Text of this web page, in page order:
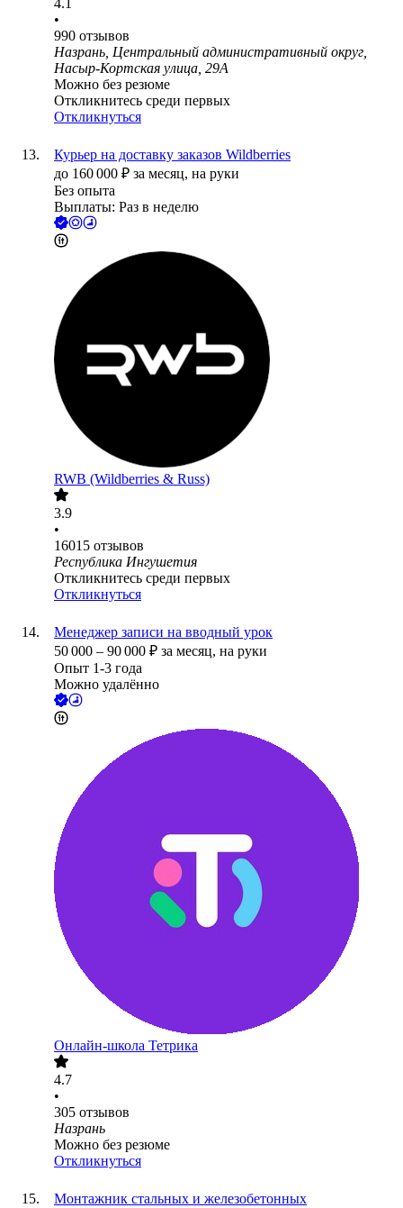
4.1
•
990 отзывов
Назрань, Центральный административный округ,
Насыр-Кортская улица, 29А
Можно без резюме
Откликнитесь среди первых
Откликнуться
Курьер на доставку заказов Wildberries
до 160 000 ₽ за месяц, на руки
Без опыта
Выплаты: Раз в неделю
RWB (Wildberries & Russ)
3.9
•
16015 отзывов
Республика Ингушетия
Откликнитесь среди первых
Откликнуться
Менеджер записи на вводный урок
50 000 – 90 000 ₽ за месяц, на руки
Опыт 1-3 года
Можно удалённо
Онлайн-школа Тетрика
4.7
•
305 отзывов
Назрань
Можно без резюме
Откликнуться
Монтажник стальных и железобетонных